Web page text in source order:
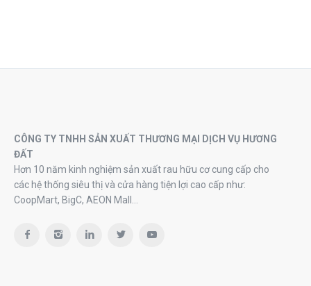
CÔNG TY TNHH SẢN XUẤT THƯƠNG MẠI DỊCH VỤ HƯƠNG
ĐẤT
Hơn 10 năm kinh nghiệm sản xuất rau hữu cơ cung cấp cho
các hệ thống siêu thị và cửa hàng tiện lợi cao cấp như:
CoopMart, BigC, AEON Mall…